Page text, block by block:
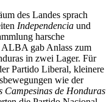
des Landes sprach
Independencia und
harsche
gab Anlass zum
in zwei Lager. Für
Partido Liberal, kleinere
wie der
Campesinas de Honduras